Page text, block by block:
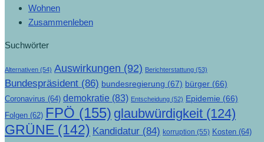
Wohnen
Zusammenleben
Suchwörter
Alternativen (54) Auswirkungen (92) Berichterstattung (53)
Bundespräsident (86) bundesregierung (67) bürger (66)
Coronavirus (64) demokratie (83) Entscheidung (52) Epidemie (66)
Folgen (62) FPÖ (155) glaubwürdigkeit (124)
GRÜNE (142) Kandidatur (84) korruption (55) Kosten (64)